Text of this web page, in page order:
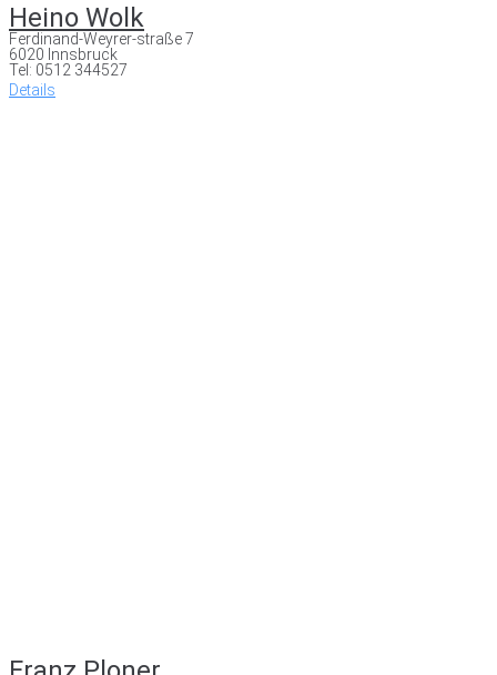
Heino Wolk
Ferdinand-Weyrer-straße 7
6020 Innsbruck
Tel: 0512 344527
Details